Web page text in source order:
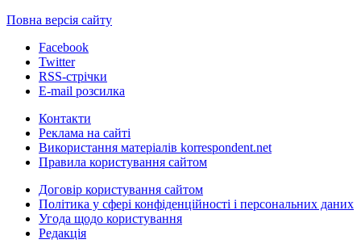
Повна версія сайту
Facebook
Twitter
RSS-стрічки
E-mail розсилка
Контакти
Реклама на сайті
Використання матеріалів korrespondent.net
Правила користування сайтом
Договір користування сайтом
Політика у сфері конфіденційності і персональних даних
Угода щодо користування
Редакція